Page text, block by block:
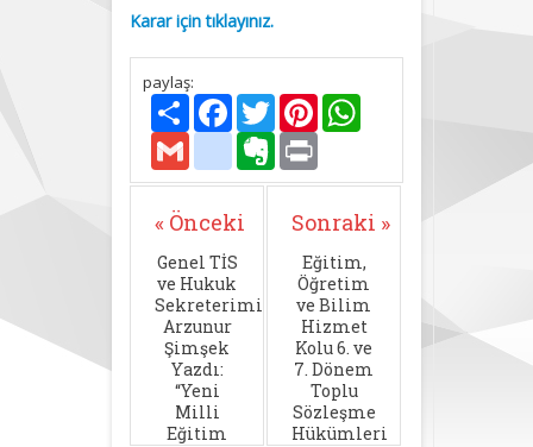
Karar için tıklayınız.
paylaş:
PaylaşFacebook
TwitterPinterest
Gmail deliciousEvernote
« Önceki
Genel TİS
ve Hukuk
Sekreterimiz
Arzunur
Şimşek
Yazdı:
“Yeni
Milli
Eğitim
Sonraki »
Eğitim,
Öğretim
ve Bilim
Hizmet
Kolu 6. ve
7. Dönem
Toplu
Sözleşme
Hükümleri